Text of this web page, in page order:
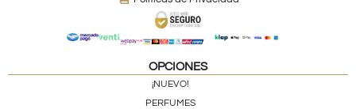
OPCIONES
¡NUEVO!
PERFUMES